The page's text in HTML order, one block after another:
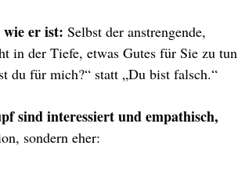
wie er ist: Selbst der anstrengende,
in der Tiefe, etwas Gutes für Sie zu tun
du für mich?“ statt „Du bist falsch.“
sind interessiert und empathisch,
sondern eher: